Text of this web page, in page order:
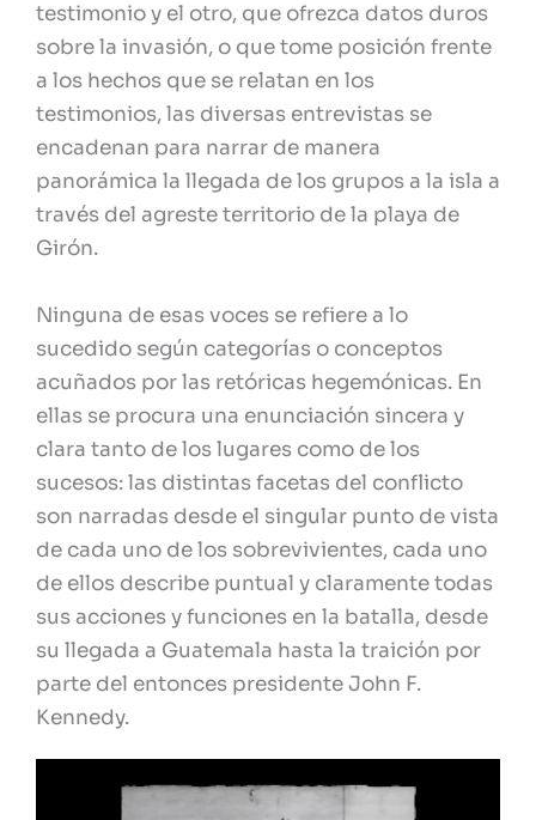
testimonio y el otro, que ofrezca datos duros
sobre la invasión, o que tome posición frente
a los hechos que se relatan en los
testimonios, las diversas entrevistas se
encadenan para narrar de manera
panorámica la llegada de los grupos a la isla a
través del agreste territorio de la playa de
Girón.
Ninguna de esas voces se refiere a lo
sucedido según categorías o conceptos
acuñados por las retóricas hegemónicas. En
ellas se procura una enunciación sincera y
clara tanto de los lugares como de los
sucesos: las distintas facetas del conflicto
son narradas desde el singular punto de vista
de cada uno de los sobrevivientes, cada uno
de ellos describe puntual y claramente todas
sus acciones y funciones en la batalla, desde
su llegada a Guatemala hasta la traición por
parte del entonces presidente John F.
Kennedy.